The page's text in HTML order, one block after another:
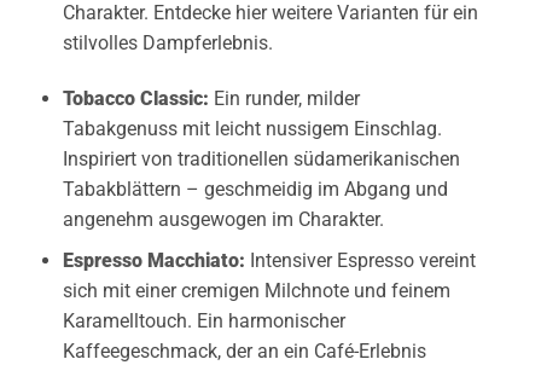
Charakter. Entdecke hier weitere Varianten für ein
stilvolles Dampferlebnis.
Tobacco Classic: Ein runder, milder
Tabakgenuss mit leicht nussigem Einschlag.
Inspiriert von traditionellen südamerikanischen
Tabakblättern – geschmeidig im Abgang und
angenehm ausgewogen im Charakter.
Espresso Macchiato: Intensiver Espresso vereint
sich mit einer cremigen Milchnote und feinem
Karamelltouch. Ein harmonischer
Kaffeegeschmack, der an ein Café-Erlebnis